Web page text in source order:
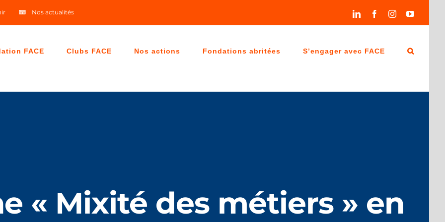
Nos actualités LinkedInFacebookInstagramYouTube
FACE Clubs FACE Nos actions Fondations abritées S’engager avec FACE
« Mixité des métiers » en